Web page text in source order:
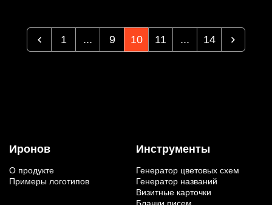
1 ... 9 10 11 ... 14
Иронов
О продукте
Примеры логотипов
Инструменты
Генератор цветовых схем
Генератор названий
Визитные карточки